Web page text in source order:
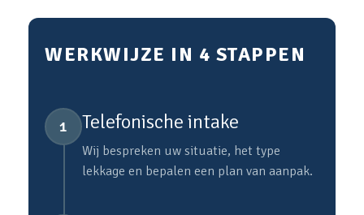
WERKWIJZE IN 4 STAPPEN
1 Telefonische intake
Wij bespreken uw situatie, het type
lekkage en bepalen een plan van aanpak.